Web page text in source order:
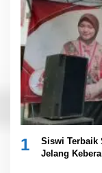
1
Siswi Terbaik
Jelang